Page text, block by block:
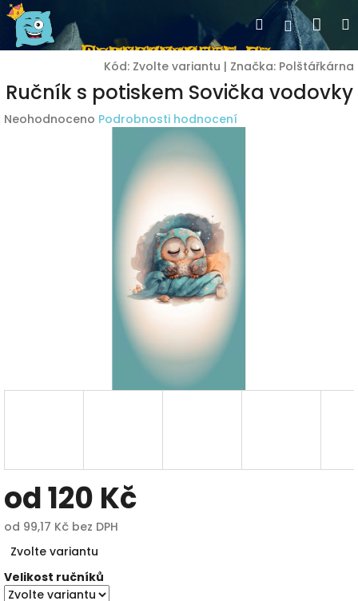
Přejít
na
obsah
Hledat
Kód: Zvolte variantu | Značka: Polštářkárna
Ručník s potiskem Sovička vodovky
Průměrné
Neohodnoceno Podrobnosti hodnocení
od120 Kč
od 99,17 Kč bez DPH
cena:
Zvolte variantu
Velikost ručníků